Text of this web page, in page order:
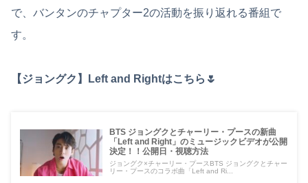
で、バンタンのチャプター2の活動を振り返れる番組で
す。
【ジョングク】Left and Rightはこちら🌷
BTS ジョングクとチャーリー・プースの新曲
「Left and Right」のミュージックビデオが公開
決定！！公開日・視聴方法
ジョングク×チャーリー・プースBTS ジョングクとチャー
リー・プースのコラボ曲「Left and Ri...